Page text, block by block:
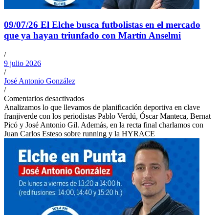
09/07/26 El Elche busca futbolistas en el mercado
que ya hayan triunfado con Martín Anselmi
/
9 julio 2026
/
José Antonio González
/
Comentarios desactivados
Analizamos lo que llevamos de planificación deportiva en clave
franjiverde con los periodistas Pablo Verdú, Óscar Manteca, Bernat
Picó y José Antonio Gil. Además, en la recta final charlamos con
Juan Carlos Esteso sobre running y la HYRACE